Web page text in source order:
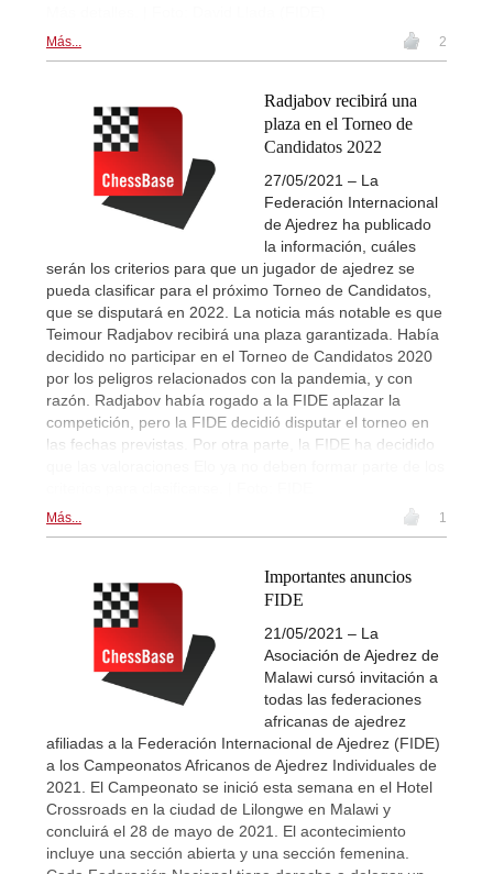
Más... 2
Radjabov recibirá una
plaza en el Torneo de
Candidatos 2022
27/05/2021 – La
Federación Internacional
de Ajedrez ha publicado
la información, cuáles
serán los criterios para que un jugador de ajedrez se
pueda clasificar para el próximo Torneo de Candidatos,
que se disputará en 2022. La noticia más notable es que
Teimour Radjabov recibirá una plaza garantizada. Había
decidido no participar en el Torneo de Candidatos 2020
por los peligros relacionados con la pandemia, y con
razón. Radjabov había rogado a la FIDE aplazar la
competición, pero la FIDE decidió disputar el torneo en
las fechas previstas. Por otra parte, la FIDE ha decidido
Más... 1
Importantes anuncios
FIDE
21/05/2021 – La
Asociación de Ajedrez de
Malawi cursó invitación a
todas las federaciones
africanas de ajedrez
afiliadas a la Federación Internacional de Ajedrez (FIDE)
a los Campeonatos Africanos de Ajedrez Individuales de
2021. El Campeonato se inició esta semana en el Hotel
Crossroads en la ciudad de Lilongwe en Malawi y
concluirá el 28 de mayo de 2021. El acontecimiento
incluye una sección abierta y una sección femenina.